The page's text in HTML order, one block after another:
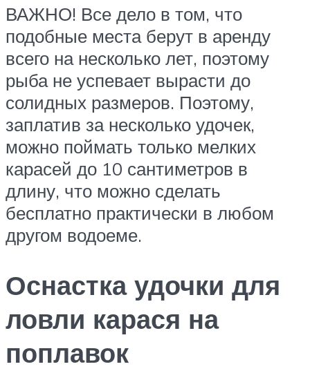
ВАЖНО! Все дело в том, что
подобные места берут в аренду
всего на несколько лет, поэтому
рыба не успевает вырасти до
солидных размеров. Поэтому,
заплатив за несколько удочек,
можно поймать только мелких
карасей до 10 сантиметров в
длину, что можно сделать
бесплатно практически в любом
другом водоеме.
Оснастка удочки для
ловли карася на
поплавок